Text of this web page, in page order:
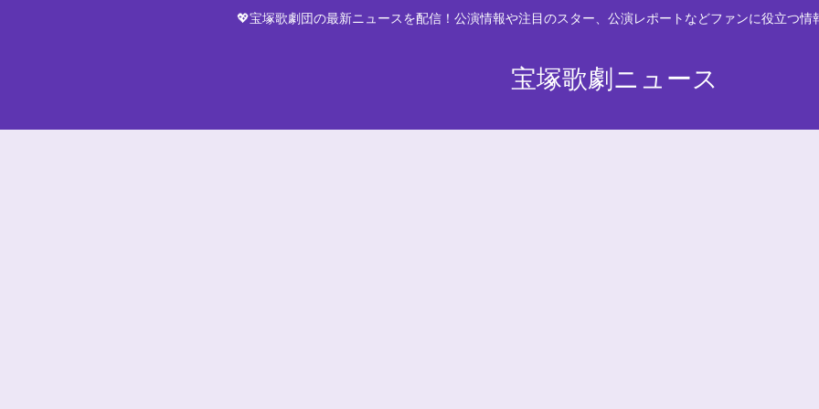
💖宝塚歌劇団の最新ニュースを配信！公演情報や注目のスター、公演レポートなどファンに役立つ情
宝塚歌劇ニュース